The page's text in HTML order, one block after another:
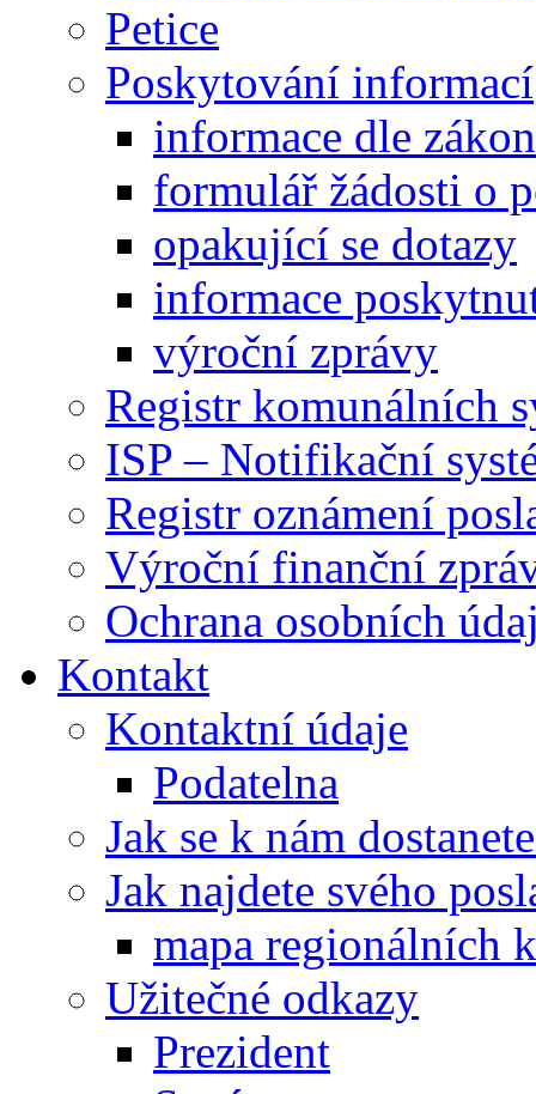
Petice
Poskytování informací
informace dle
formulář žádosti o
opakující se dotazy
informace
výroční zprávy
Registr komunálních
ISP – Notifikační
Registr oznámení
Výroční finanční
Ochrana osobních
Kontakt
Kontaktní údaje
Podatelna
Jak se k nám
Jak najdete svého
mapa regionálních
Užitečné odkazy
Prezident